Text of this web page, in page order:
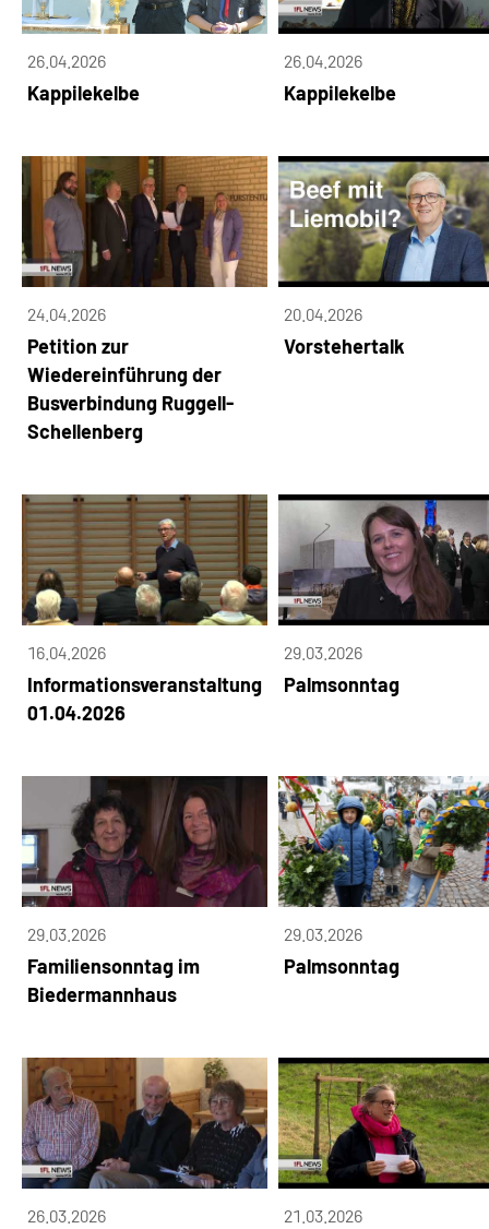
26.04.2026
Kappilekelbe
26.04.2026
Kappilekelbe
24.04.2026
Petition zur
Wiedereinführung der
Busverbindung Ruggell-
Schellenberg
20.04.2026
Vorstehertalk
16.04.2026
Informationsveranstaltung
01.04.2026
29.03.2026
Palmsonntag
29.03.2026
Familiensonntag im
Biedermannhaus
29.03.2026
Palmsonntag
26.03.2026 21.03.2026